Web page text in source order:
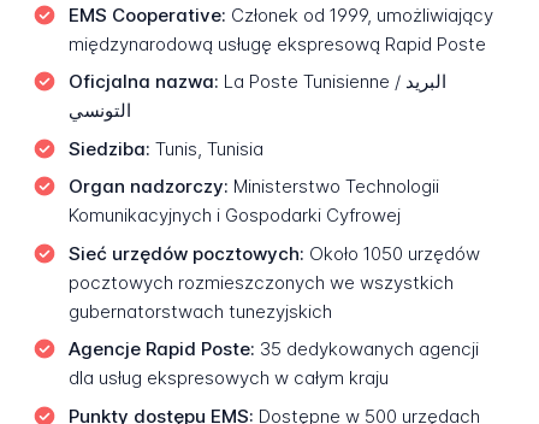
EMS Cooperative: Członek od 1999, umożliwiający
międzynarodową usługę ekspresową Rapid Poste
Oficjalna nazwa: La Poste Tunisienne / البريد
التونسي
Siedziba: Tunis, Tunisia
Organ nadzorczy: Ministerstwo Technologii
Komunikacyjnych i Gospodarki Cyfrowej
Sieć urzędów pocztowych: Około 1050 urzędów
pocztowych rozmieszczonych we wszystkich
gubernatorstwach tunezyjskich
Agencje Rapid Poste: 35 dedykowanych agencji
dla usług ekspresowych w całym kraju
Punkty dostępu EMS: Dostępne w 500 urzędach